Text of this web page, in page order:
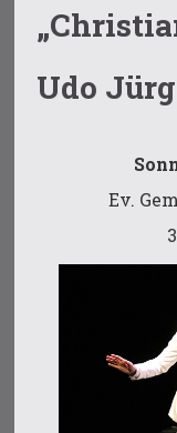
Udo
Ev.